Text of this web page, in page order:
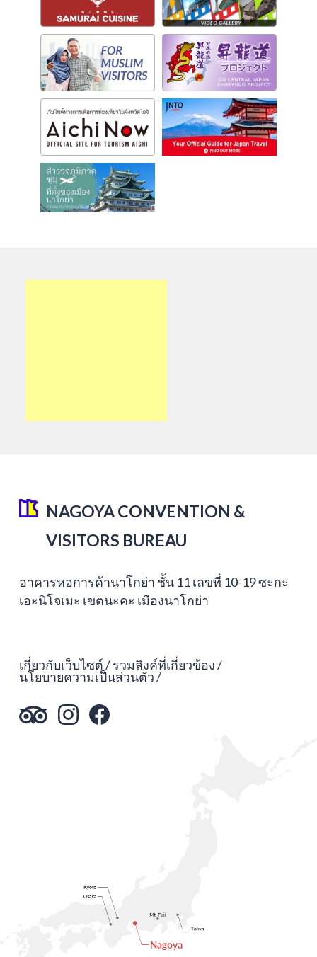
NAGOYA CONVENTION &
VISITORS BUREAU
อาคารหอการค้านาโกย่า ชั้น 11 เลขที่ 10-19 ซะกะ
เอะนิโจเมะ เขตนะคะ เมืองนาโกย่า
เกี่ยวกับเว็บไซต์ รวมลิงค์ที่เกี่ยวข้อง
นโยบายความเป็นส่วนตัว